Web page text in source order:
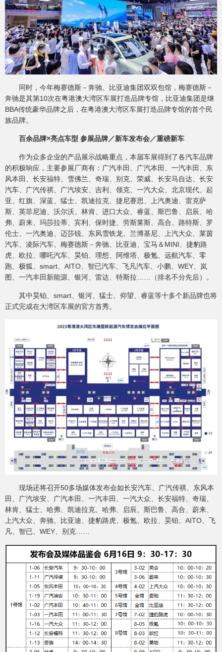
同时，今年梅赛德斯－奔驰、比亚迪集团双双包馆，梅赛德斯－
奔驰是其第10次在粤港澳大湾区车展打造品牌专馆，比亚迪集团是继
BBA传统豪华品牌之后，在粤港澳大湾区车展打造品牌专馆的首个民
族品牌。
百余品牌×亮点车型 参展品牌／新车发布会／重磅新车
作为众多企业的产品展示战略重点，本届车展得到了各汽车品牌
的积极响应，主要参展厂商有：广汽丰田、广汽本田、一汽丰田、东
风本田、长安福特、雪佛兰、奇瑞、别克、荣威、长安马自达、长安
汽车、广汽传祺、广汽埃安、吉利、领克、一汽大众、北京现代、起
亚、红旗、深蓝、猛士、凯迪拉克、捷尼赛思、上汽奥迪、雷克萨
斯、英菲尼迪、沃尔沃、林肯、进口大众、睿蓝、斯巴鲁、启辰、哈
弗、蔚来、玛莎拉蒂、宾利、保时捷、劳斯莱斯、高合、路特斯、罗
伦士、一汽奥迪、迈莎锐、东风雪铁龙、兰博基尼、上汽大众、莱茵
汽车、凌际汽车、梅赛德斯－奔驰、比亚迪、宝马＆MINI、捷豹路
虎、欧拉、哪吒汽车、昊铂、理想、阿维塔、极氪、远航汽车、零
跑、极狐、smart、AITO、智已汽车、飞凡汽车、小鹏、WEY、岚
图、一汽丰田新能源、银河、雷达、特斯拉……（排名不分先后）。
其中昊铂、smart、银河、猛士、仰望、睿蓝等十多个新品牌也将
正式完成在大湾区车展的官方首秀。
现场还将召开50多场媒体发布会如长安汽车、广汽传祺、东风本
田、广汽埃安、广汽本田、一汽丰田、一汽大众、长安福特、奇瑞、
林肯、猛士、哈弗、凯迪拉克、哈弗、启辰、斯巴鲁、高合、蔚来、
上汽大众、奔驰、比亚迪、捷豹路虎、极氪、欧拉、昊铂、AITO、飞
凡、智已、WEY、别克……